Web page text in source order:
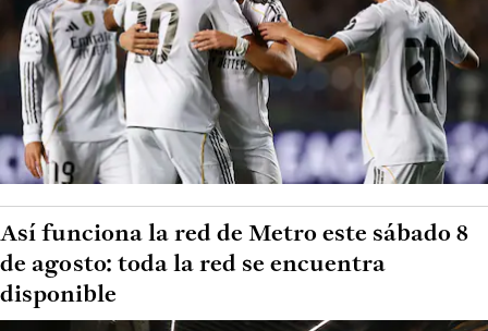
Así funciona la red de Metro este sábado 8
de agosto: toda la red se encuentra
disponible